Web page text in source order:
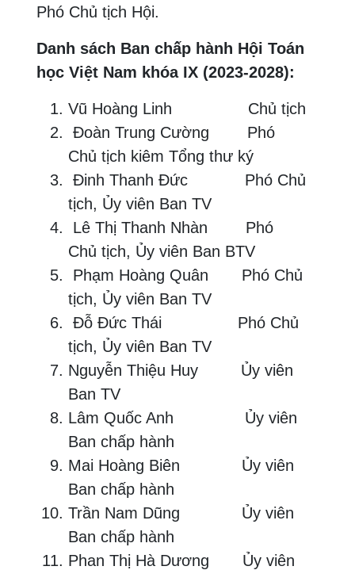
Phó Chủ tịch Hội.
Danh sách Ban chấp hành Hội Toán
học Việt Nam khóa IX (2023-2028):
Vũ Hoàng Linh Chủ tịch
Đoàn Trung Cường Phó
Chủ tịch kiêm Tổng thư ký
Đinh Thanh Đức Phó Chủ
tịch, Ủy viên Ban TV
Lê Thị Thanh Nhàn Phó
Chủ tịch, Ủy viên Ban BTV
Phạm Hoàng Quân Phó Chủ
tịch, Ủy viên Ban TV
Đỗ Đức Thái Phó Chủ
tịch, Ủy viên Ban TV
Nguyễn Thiệu Huy Ủy viên
Ban TV
Lâm Quốc Anh Ủy viên
Ban chấp hành
Mai Hoàng Biên Ủy viên
Ban chấp hành
Trần Nam Dũng Ủy viên
Ban chấp hành
Phan Thị Hà Dương Ủy viên